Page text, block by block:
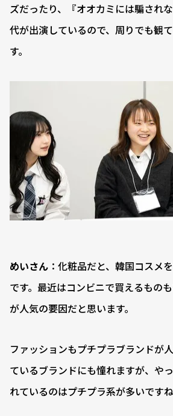
ズだったり、『オオカミには騙され
代が出演しているので、周りでも観
す。
めいさん ：化粧品だと、韓国コスメ
です。最近はコンビニで買えるもの
が人気の要因だと思います。
ファッションもプチプラブランドが
ているブランドにも憧れますが、や
れているのはプチプラ系が多いですね